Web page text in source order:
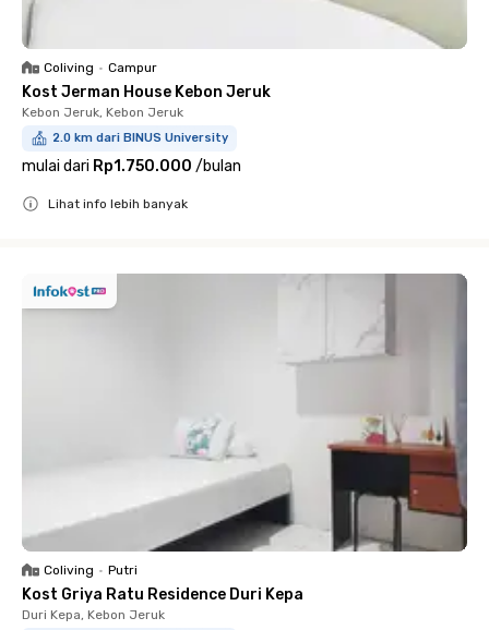
Coliving • Campur
Kost Jerman House Kebon Jeruk
Kebon Jeruk, Kebon Jeruk
2.0 km dari BINUS University
mulai dari Rp1.750.000 /bulan
Lihat info lebih banyak
Coliving • Putri
Kost Griya Ratu Residence Duri Kepa
Duri Kepa, Kebon Jeruk